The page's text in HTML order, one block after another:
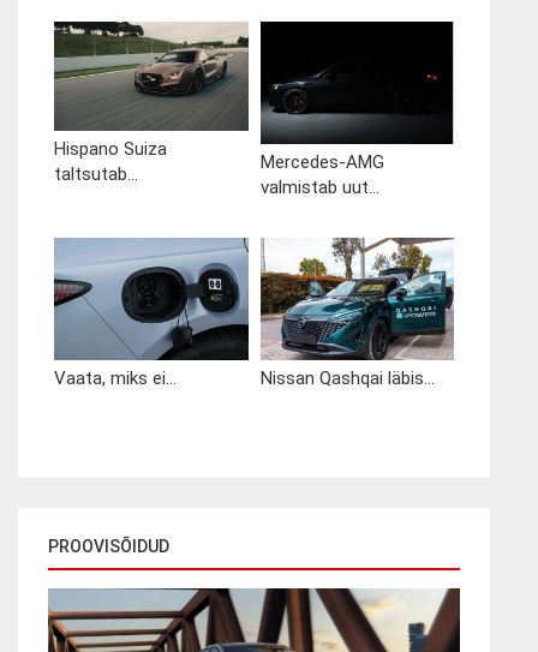
Hispano Suiza
taltsutab...
Mercedes-AMG
valmistab uut...
Vaata, miks ei... Nissan Qashqai läbis...
PROOVISÕIDUD